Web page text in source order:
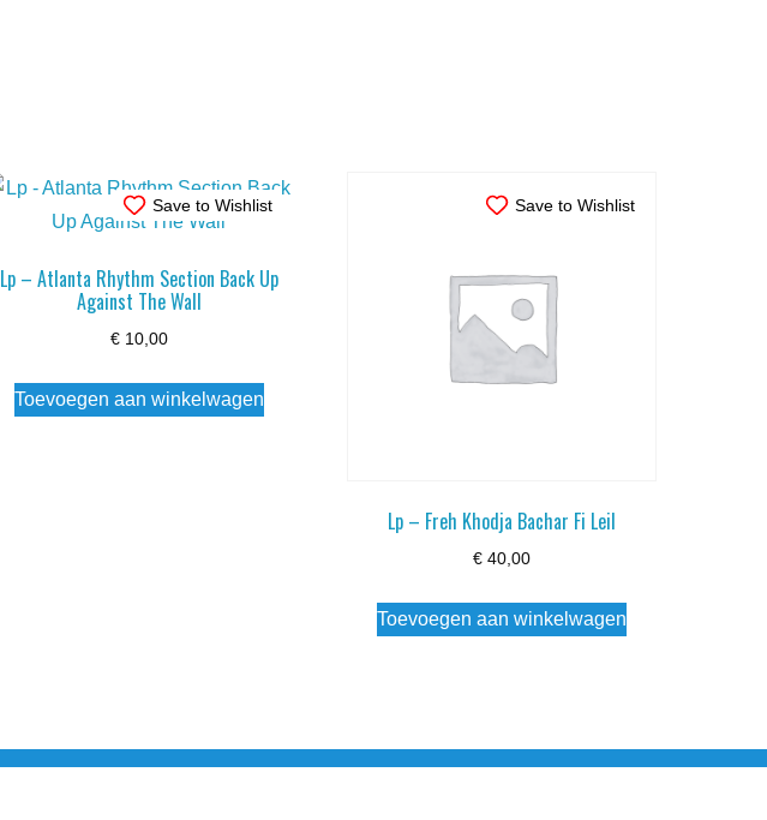
Save to Wishlist
Lp – Atlanta Rhythm Section Back Up
Against The Wall
€10,00
Toevoegen aan winkelwagen
Save to Wishlist
Lp – Freh Khodja Bachar Fi Leil
€ 40,00
Toevoegen aan winkelwagen